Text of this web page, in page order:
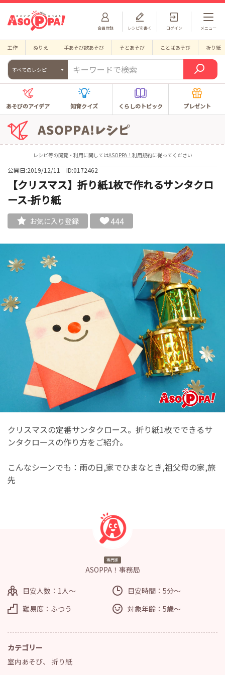
会員登録 ログイン
レシピを書く メニュー
工作 ぬりえ 手あそび歌あそび そとあそび ことばあそび 折り紙
すべてのレシピ
あそびのアイデア 知育クイズ くらしのトピック プレゼント
レシピ等の閲覧・利用に関してはASOPPA！利用規約に従ってください
公開日:2019/12/11 ID:0172462
【クリスマス】折り紙1枚で作れるサンタクロ
ース-折り紙
お気に入り登録 444
クリスマスの定番サンタクロース。折り紙1枚でできるサ
ンタクロースの作り方をご紹介。
こんなシーンでも：雨の日,家でひまなとき,祖父母の家,旅
先
専門家
ASOPPA！事務局
目安人数：1人～
目安時間：5分～
難易度：ふつう
対象年齢：5歳～
カテゴリー
室内あそび、 折り紙